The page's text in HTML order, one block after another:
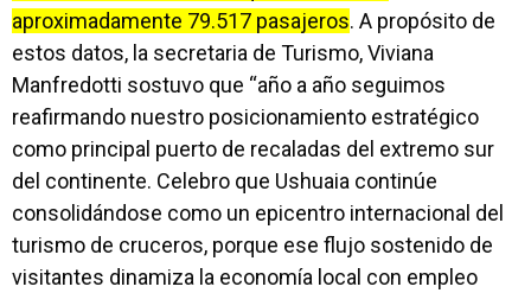
aproximadamente 79.517 pasajeros. A propósito de
estos datos, la secretaria de Turismo, Viviana
Manfredotti sostuvo que “año a año seguimos
reafirmando nuestro posicionamiento estratégico
como principal puerto de recaladas del extremo sur
del continente. Celebro que Ushuaia continúe
consolidándose como un epicentro internacional del
turismo de cruceros, porque ese flujo sostenido de
visitantes dinamiza la economía local con empleo